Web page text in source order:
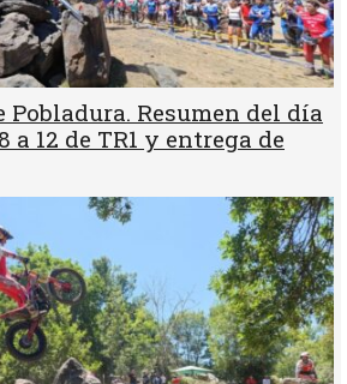
Pobladura. Resumen del día
a 12 de TR1 y entrega de